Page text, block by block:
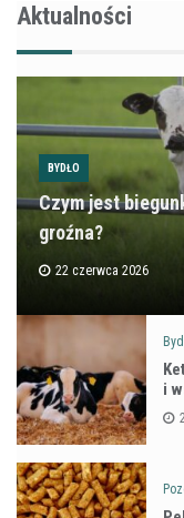
Aktualności
BYDŁO
Czym jest
groźna?
22 czerwca 2026
i